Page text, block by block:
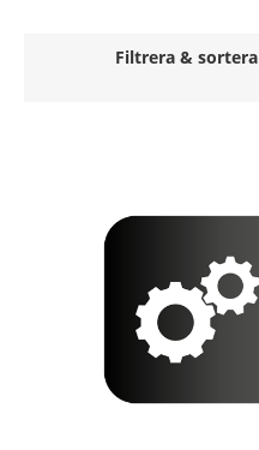
Filtrera & sortera